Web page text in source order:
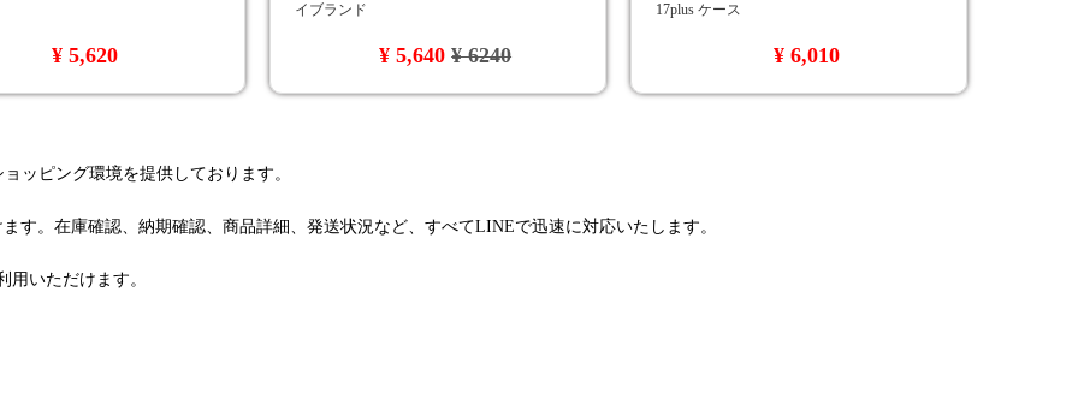
¥ 5,620
イブランド
¥ 5,640¥ 6240
17plus ケース
¥ 6,010
ッピング環境を提供しております。
す。在庫確認、納期確認、商品詳細、発送状況など、すべてLINEで迅速に対応いたします。
いただけます。